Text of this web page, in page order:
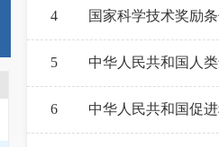
4 国家科学技术奖励
5 中华人民共和国人
6 中华人民共和国促